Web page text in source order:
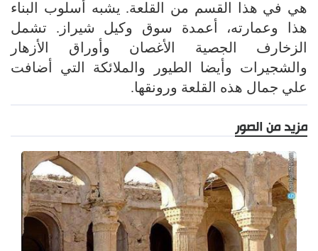
هي في هذا القسم من القلعة. يشبه أسلوب البناء
هذا وعمارته، أعمدة سوق وكيل شيراز. تشمل
الزخارف الجصية الأغصان وأوراق الأزهار
والشجيرات وأيضا الطيور والملائكة التي أضافت
علي جمال هذه القلعة ورونقها.
مزيد من الصور